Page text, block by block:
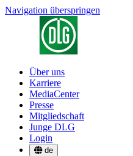
Navigation überspringen
Über uns
Karriere
MediaCenter
Presse
Mitgliedschaft
Junge DLG
Login
de